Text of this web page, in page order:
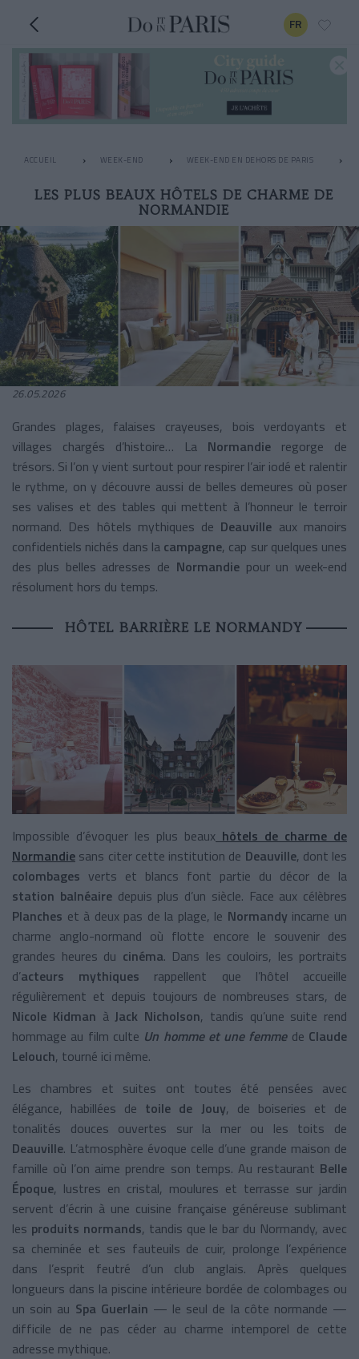
FR
ACCUEIL WEEK-END WEEK-END EN DEHORS DE PARIS
LES PLUS BEAUX HÔTELS DE CHARME DE
NORMANDIE
26.05.2026
Grandes plages, falaises crayeuses, bois verdoyants et
villages chargés d’histoire… La Normandie regorge de
trésors. Si l’on y vient surtout pour respirer l’air iodé et ralentir
le rythme, on y découvre aussi de belles demeures où poser
ses valises et des tables qui mettent à l’honneur le terroir
normand. Des hôtels mythiques de Deauville aux manoirs
confidentiels nichés dans la campagne, cap sur quelques unes
des plus belles adresses de Normandie pour un week-end
résolument hors du temps.
HÔTEL BARRIÈRE LE NORMANDY
Impossible d’évoquer les plus beaux hôtels de charme de
Normandie sans citer cette institution de Deauville, dont les
colombages verts et blancs font partie du décor de la
station balnéaire depuis plus d’un siècle. Face aux célèbres
Planches et à deux pas de la plage, le Normandy incarne un
charme anglo-normand où flotte encore le souvenir des
grandes heures du cinéma. Dans les couloirs, les portraits
d’acteurs mythiques rappellent que l’hôtel accueille
régulièrement et depuis toujours de nombreuses stars, de
Nicole Kidman àJack Nicholson, tandis qu’une suite rend
hommage au film culte Un homme et une femmede Claude
Lelouch, tourné ici même.
Les chambres et suites ont toutes été pensées avec
élégance, habillées de toile de Jouy, de boiseries et de
tonalités douces ouvertes sur la mer ou les toits de
Deauville. L’atmosphère évoque celle d’une grande maison de
famille où l’on aime prendre son temps. Au restaurant Belle
Époque, lustres en cristal, moulures et terrasse sur jardin
servent d’écrin à une cuisine française généreuse sublimant
les produits normands, tandis que le bar du Normandy, avec
sa cheminée et ses fauteuils de cuir, prolonge l’expérience
dans l’esprit feutré d’un club anglais. Après quelques
longueurs dans la piscine intérieure bordée de colombages ou
un soin au Spa Guerlain — le seul de la côte normande —
difficile de ne pas céder au charme intemporel de cette
adresse mythique.